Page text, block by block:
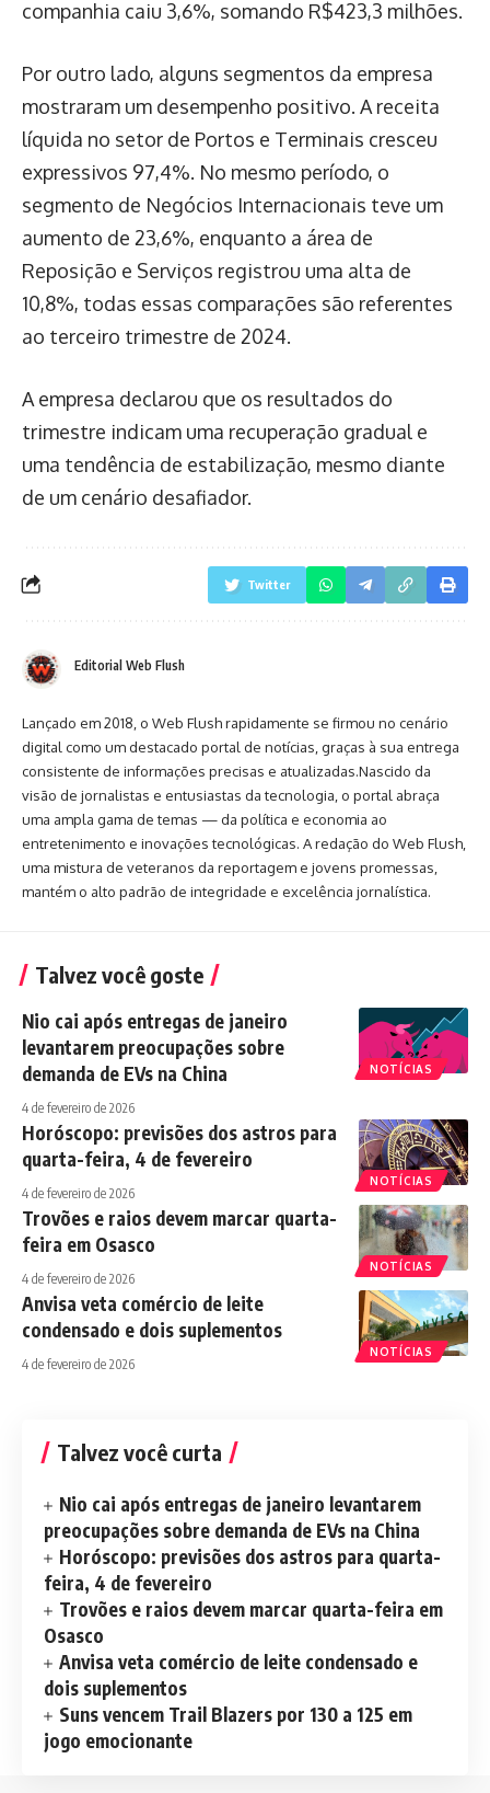
companhia caiu 3,6%, somando R$423,3 milhões.
Por outro lado, alguns segmentos da empresa
mostraram um desempenho positivo. A receita
líquida no setor de Portos e Terminais cresceu
expressivos 97,4%. No mesmo período, o
segmento de Negócios Internacionais teve um
aumento de 23,6%, enquanto a área de
Reposição e Serviços registrou uma alta de
10,8%, todas essas comparações são referentes
ao terceiro trimestre de 2024.
A empresa declarou que os resultados do
trimestre indicam uma recuperação gradual e
uma tendência de estabilização, mesmo diante
de um cenário desafiador.
Twitter
Editorial Web Flush
Lançado em 2018, o Web Flush rapidamente se firmou no cenário
digital como um destacado portal de notícias, graças à sua entrega
consistente de informações precisas e atualizadas.Nascido da
visão de jornalistas e entusiastas da tecnologia, o portal abraça
uma ampla gama de temas — da política e economia ao
entretenimento e inovações tecnológicas. A redação do Web Flush,
uma mistura de veteranos da reportagem e jovens promessas,
mantém o alto padrão de integridade e excelência jornalística.
Talvez você goste
NOTÍCIAS
Nio cai após entregas de janeiro
levantarem preocupações sobre
demanda de EVs na China
4 de fevereiro de 2026
NOTÍCIAS
Horóscopo: previsões dos astros para
quarta-feira, 4 de fevereiro
4 de fevereiro de 2026
NOTÍCIAS
Trovões e raios devem marcar quarta-
feira em Osasco
4 de fevereiro de 2026
NOTÍCIAS
Anvisa veta comércio de leite
condensado e dois suplementos
4 de fevereiro de 2026
Talvez você curta
Nio cai após entregas de janeiro levantarem
preocupações sobre demanda de EVs na China
Horóscopo: previsões dos astros para quarta-
feira, 4 de fevereiro
Trovões e raios devem marcar quarta-feira em
Osasco
Anvisa veta comércio de leite condensado e
dois suplementos
Suns vencem Trail Blazers por 130 a 125 em
jogo emocionante